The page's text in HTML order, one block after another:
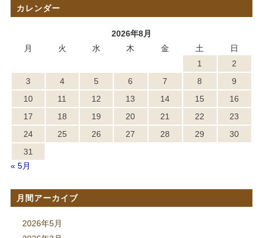
カレンダー
2026年8月
月
火 水 木 金 土
日
1
2
3
4 5 6 7 8
9
10
11 12 13 14 15
16
17
18 19 20 21 22
23
24
25 26 27 28 29
30
31
« 5月
月間アーカイブ
2026年5月